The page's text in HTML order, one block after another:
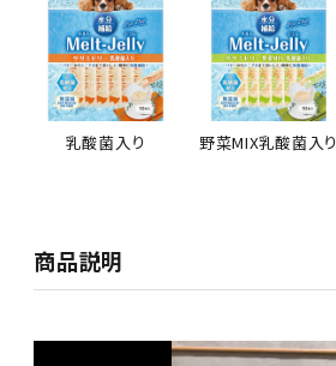
乳酸菌入り 野菜MIX乳酸菌入り
商品説明